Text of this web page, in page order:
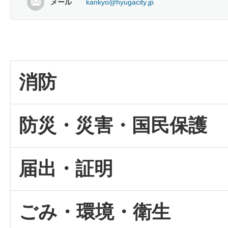
メール kankyo@hyugacity.jp
消防
防災・災害・国民保護
届出・証明
ごみ・環境・衛生